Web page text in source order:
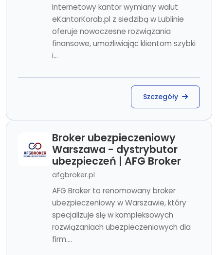
Internetowy kantor wymiany walut
eKantorKorab.pl z siedzibą w Lublinie
oferuje nowoczesne rozwiązania
finansowe, umożliwiając klientom szybki
i...
Szczegóły
Broker ubezpieczeniowy
Warszawa - dystrybutor
ubezpieczeń | AFG Broker
afgbroker.pl
AFG Broker to renomowany broker
ubezpieczeniowy w Warszawie, który
specjalizuje się w kompleksowych
rozwiązaniach ubezpieczeniowych dla
firm....